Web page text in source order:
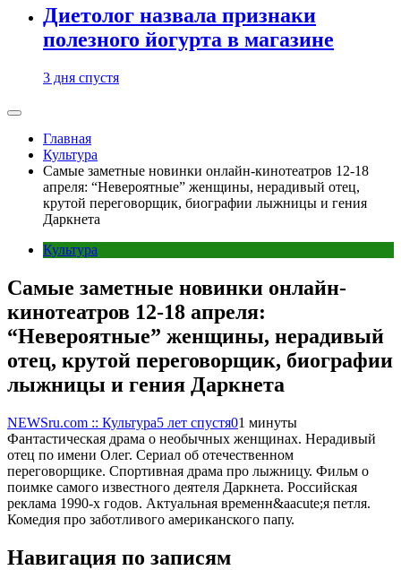
Диетолог назвала признаки
полезного йогурта в магазине
3 дня спустя
Главная
Культура
Самые заметные новинки онлайн-кинотеатров 12-18
апреля: “Невероятные” женщины, нерадивый отец,
крутой переговорщик, биографии лыжницы и гения
Даркнета
Культура
Самые заметные новинки онлайн-
кинотеатров 12-18 апреля:
“Невероятные” женщины, нерадивый
отец, крутой переговорщик, биографии
лыжницы и гения Даркнета
NEWSru.com :: Культура5 лет спустя01 минуты
Фантастическая драма о необычных женщинах. Нерадивый
отец по имени Олег. Сериал об отечественном
переговорщике. Спортивная драма про лыжницу. Фильм о
поимке самого известного деятеля Даркнета. Российская
реклама 1990-х годов. Актуальная временн&aacute;я петля.
Комедия про заботливого американского папу.
Навигация по записям